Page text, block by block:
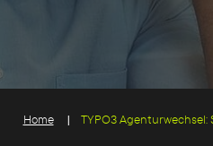
Home TYPO3 Agenturwechsel: